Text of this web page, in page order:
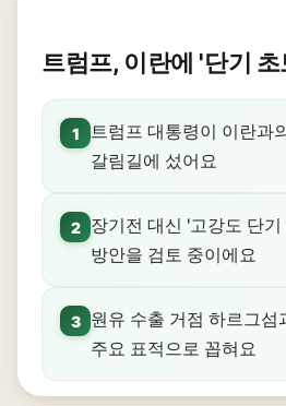
트럼프, 이란에 '단기
1
트럼프 대통령이 이란과
갈림길에 섰어요
2
장기전 대신 '고강도 단
방안을 검토 중이에요
3
원유 수출 거점 하르그섬
주요 표적으로 꼽혀요